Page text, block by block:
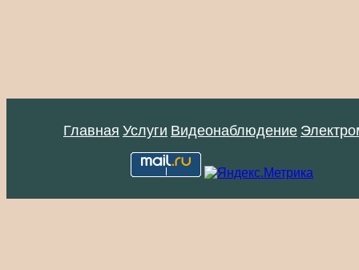
Главная Услуги Видеонаблюдение